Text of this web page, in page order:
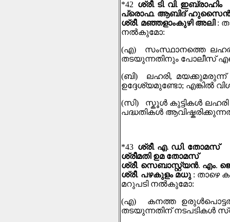
*42 ശ്രീ. ടി. വി. ഇബ്രാഹിം
പ്രൊഫ. ആബിദ് ഹുസൈന്‍
ശ്രീ. മഞ്ഞളാംകുഴി അലി :
നല്‍കുമോ:
(എ) സംസ്ഥാനത്തെ
തടയുന്നതിനും പോലീസ്
(ബി) ലഹരി, മയക്കുമരുന്ന്
ഉദ്ദേശ്യമുണ്ടോ; എങ്കിൽ
(സി) സ്കൂള്‍ കുട്ടികള്‍
പദ്ധതികള്‍
*43 ശ്രീ. എ. ഡി. തോമസ്
ശ്രീമതി ഉമ തോമസ്
ശ്രീ. സെബാസ്റ്റ്യൻ. എം.
ശ്രീ. പഴകുളം മധു : താഴെ
മറുപടി നല്‍കുമോ:
(എ) കനത്ത
തടയുന്നതിന് നടപടികൾ